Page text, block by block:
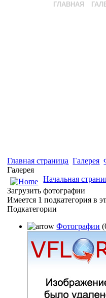
ГЛАВНАЯ
Главная страница Галерея
Галерея
Начальная
Загрузить фотографии
Имеется 1 подкатегория в
Подкатегории
Фотографии